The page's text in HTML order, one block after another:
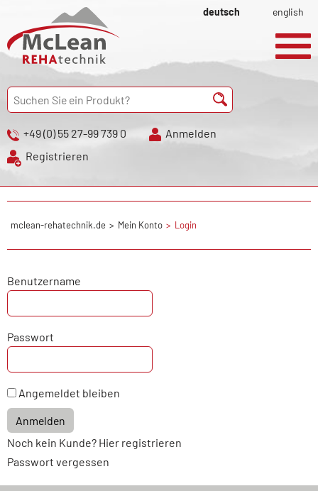
deutsch english
+49 (0) 55 27-99 739 0
Anmelden
Registrieren
mclean-rehatechnik.de Mein Konto Login
Benutzername
Passwort
Angemeldet bleiben
Anmelden
Noch kein Kunde? Hier registrieren
Passwort vergessen